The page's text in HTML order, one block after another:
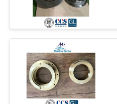
যোগাযোগ
করুন
উদ্ধৃতির
জন্য
আবেদন